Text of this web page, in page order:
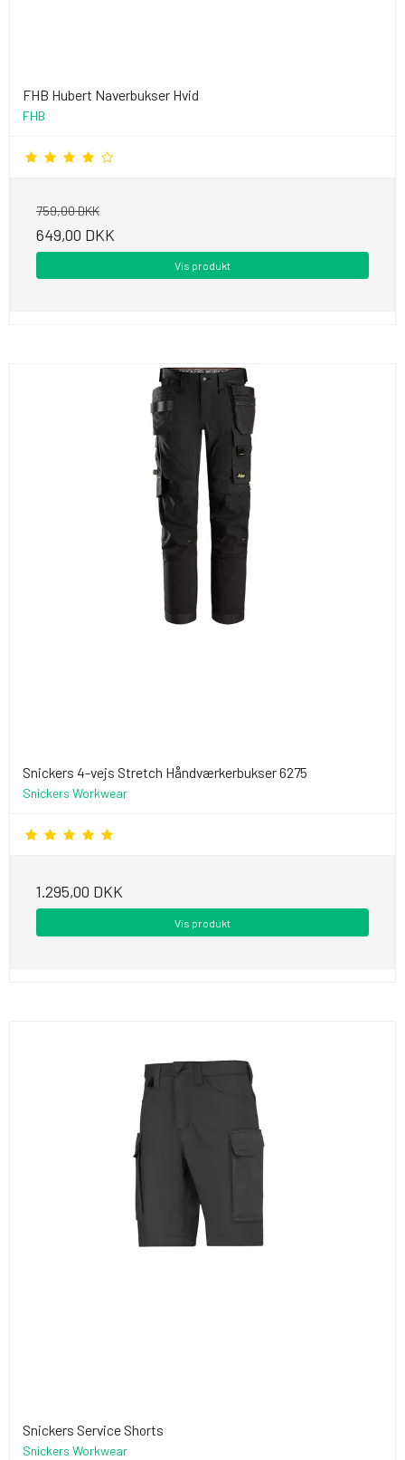
FHB Hubert Naverbukser Hvid
FHB
759,00 DKK
649,00 DKK
Vis produkt
Snickers 4-vejs Stretch Håndværkerbukser 6275
Snickers Workwear
1.295,00 DKK
Vis produkt
Snickers Service Shorts
Snickers Workwear